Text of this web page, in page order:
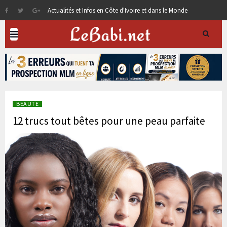
Actualités et Infos en Côte d'Ivoire et dans le Monde
BEAUTE
12 trucs tout bêtes pour une peau parfaite